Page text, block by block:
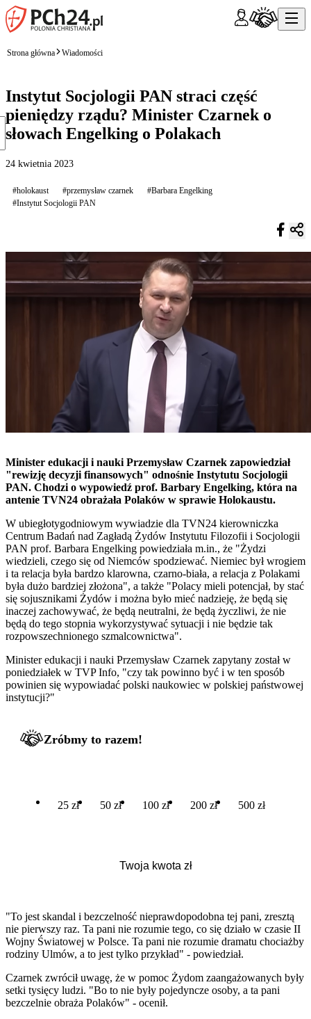
Strona główna Wiadomości
Instytut Socjologii PAN straci część
pieniędzy rządu? Minister Czarnek o
słowach Engelking o Polakach
24 kwietnia 2023
#holokaust #przemysław czarnek
#Barbara Engelking
#Instytut Socjologii PAN
Minister edukacji i nauki Przemysław Czarnek zapowiedział
"rewizję decyzji finansowych" odnośnie Instytutu Socjologii
PAN. Chodzi o wypowiedź prof. Barbary Engelking, która na
antenie TVN24 obrażała Polaków w sprawie Holokaustu.
W ubiegłotygodniowym wywiadzie dla TVN24 kierowniczka
Centrum Badań nad Zagładą Żydów Instytutu Filozofii i Socjologii
PAN prof. Barbara Engelking powiedziała m.in., że "Żydzi
wiedzieli, czego się od Niemców spodziewać. Niemiec był wrogiem
i ta relacja była bardzo klarowna, czarno-biała, a relacja z Polakami
była dużo bardziej złożona", a także "Polacy mieli potencjał, by stać
się sojusznikami Żydów i można było mieć nadzieję, że będą się
inaczej zachowywać, że będą neutralni, że będą życzliwi, że nie
będą do tego stopnia wykorzystywać sytuacji i nie będzie tak
rozpowszechnionego szmalcownictwa".
Minister edukacji i nauki Przemysław Czarnek zapytany został w
poniedziałek w TVP Info, "czy tak powinno być i w ten sposób
powinien się wypowiadać polski naukowiec w polskiej państwowej
instytucji?"
Zróbmy to razem!
25 zł 50 zł 100 zł 200 zł 500 zł
"To jest skandal i bezczelność nieprawdopodobna tej pani, zresztą
nie pierwszy raz. Ta pani nie rozumie tego, co się działo w czasie II
Wojny Światowej w Polsce. Ta pani nie rozumie dramatu chociażby
rodziny Ulmów, a to jest tylko przykład" - powiedział.
Czarnek zwrócił uwagę, że w pomoc Żydom zaangażowanych były
setki tysięcy ludzi. "Bo to nie były pojedyncze osoby, a ta pani
bezczelnie obraża Polaków" - ocenił.